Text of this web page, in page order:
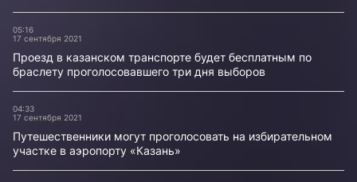
05:16
17 сентября 2021
Проезд в казанском транспорте будет бесплатным по
браслету проголосовавшего три дня выборов
04:33
17 сентября 2021
Путешественники могут проголосовать на избирательном
участке в аэропорту «Казань»